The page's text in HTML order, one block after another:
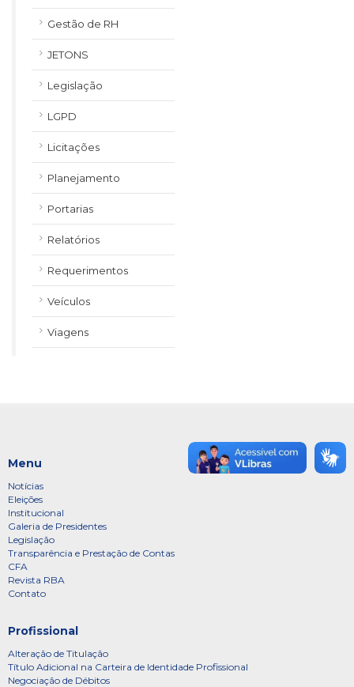
Gestão de RH
JETONS
Legislação
LGPD
Licitações
Planejamento
Portarias
Relatórios
Requerimentos
Veículos
Viagens
Menu
Notícias
Eleições
Institucional
Galeria de Presidentes
Legislação
Transparência e Prestação de Contas
CFA
Revista RBA
Contato
Profissional
Alteração de Titulação
Título Adicional na Carteira de Identidade Profissional
Negociação de Débitos